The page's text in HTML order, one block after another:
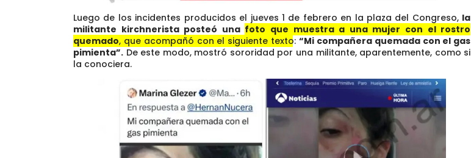
Luego de los incidentes producidos el jueves 1 de febrero en la plaza del Congreso, la
militante kirchnerista posteó una foto que muestra a una mujer con el rostro
quemado, que acompañó con el siguiente texto: “Mi compañera quemada con el gas
pimienta”. De este modo, mostró sororidad por una militante, aparentemente, como si
la conociera.